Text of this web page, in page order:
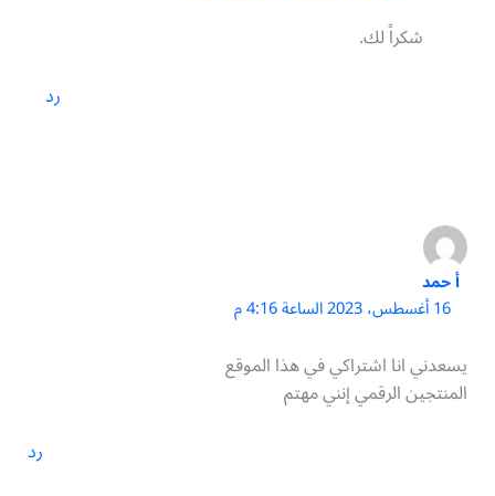
شكراً لك.
رد
أ حمد
16 أغسطس، 2023 الساعة 4:16 م
يسعدني انا اشتراكي في هذا الموقع
المنتجين الرقمي إنني مهتم
رد